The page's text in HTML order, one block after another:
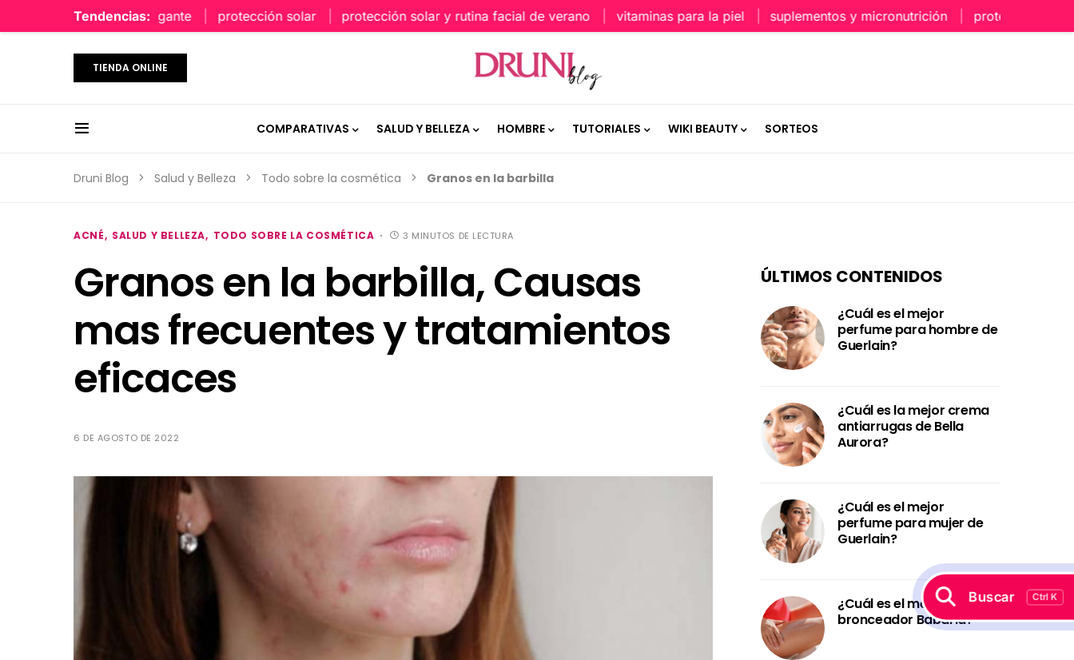
Tendencias:
perfume limpio y elegante protección solar protección solar y rutina facial de verano vitaminas para la piel suplementos y micronutrición protección capilar
TIENDA ONLINE
COMPARATIVAS SALUD Y BELLEZA HOMBRE TUTORIALES WIKI BEAUTY SORTEOS
Druni Blog Salud y Belleza Todo sobre la cosmética Granos en la barbilla
ACNÉ SALUD Y BELLEZA TODO SOBRE LA COSMÉTICA 3 MINUTOS DE LECTURA
Granos en la barbilla, Causas
mas frecuentes y tratamientos
eficaces
6 DE AGOSTO DE 2022
ÚLTIMOS CONTENIDOS
¿Cuál es el mejor
perfume para hombre de
Guerlain?
¿Cuál es la mejor crema
antiarrugas de Bella
Aurora?
¿Cuál es el mejor
perfume para mujer de
Guerlain?
¿Cuál es el mejor
bronceador Babaria?
Buscar Ctrl K